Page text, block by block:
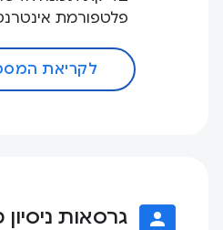
פלטפורמת
לקריאת
גרסאות